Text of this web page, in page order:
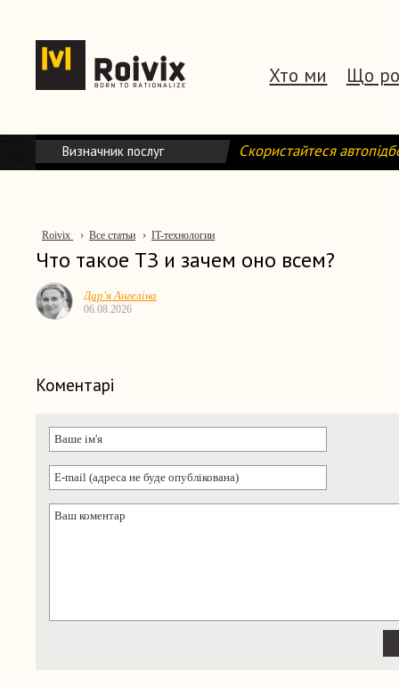
Хто ми Що
Визначник послуг Скористайтеся
Roivix › Все статьи › IT-технологии
Что такое ТЗ и зачем оно всем?
Дар'я Ангеліна
06.08.2026
Коментарі